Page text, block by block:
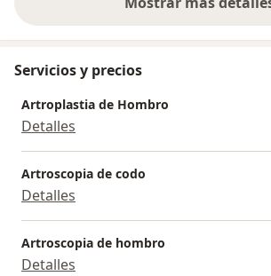
sobre la
Servicios y precios
Artroplastia de Hombro
Detalles
Artroscopia de codo
Detalles
Artroscopia de hombro
Detalles